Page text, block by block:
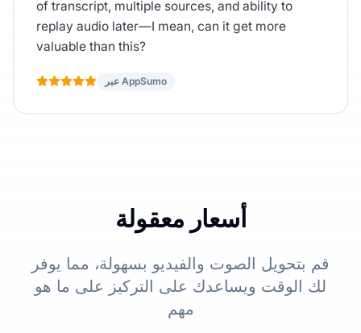
of transcript, multiple sources, and ability to
replay audio later—I mean, can it get more
valuable than this?
عبر AppSumo
أسعار معقولة
قم بتحويل الصوت والفيديو بسهولة، مما يوفر
لك الوقت ويساعدك على التركيز على ما هو
مهم